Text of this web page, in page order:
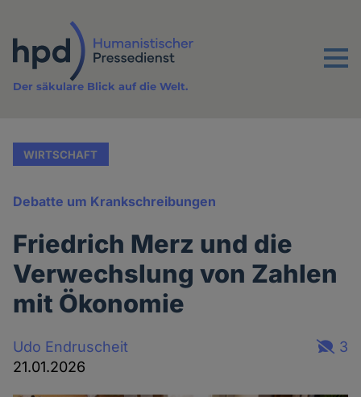
Inhalt
Menu
Der säkulare Blick auf die Welt.
WIRTSCHAFT
Debatte um Krankschreibungen
Friedrich Merz und die
Verwechslung von Zahlen
mit Ökonomie
Udo Endruscheit
21.01.2026
3